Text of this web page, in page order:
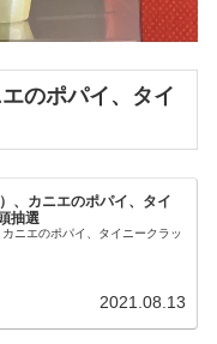
のポパイ、タイ
、カニエのポパイ、タイ
抽選
ニエのポパイ、タイニークラッ
2021.08.13